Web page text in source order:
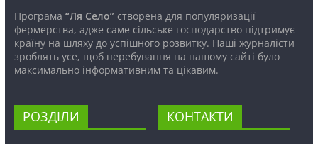
Програма “Ля Село”створена для популяризації
фермерства, адже саме сільське господарство підтримує
країну на шляху до успішного розвитку. Наші журналісти
зроблять усе, щоб перебування на нашому сайті було
максимально інформативним та цікавим.
РОЗДІЛИ КОНТАКТИ